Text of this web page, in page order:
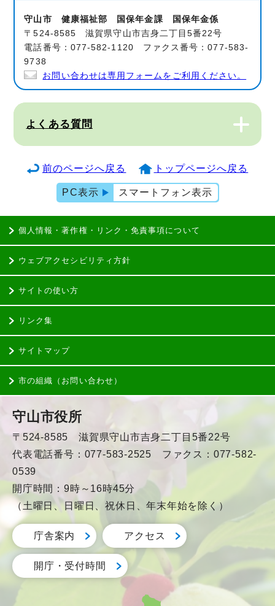
守山市 健康福祉部 国保年金課 国保年金係
〒524-8585 滋賀県守山市吉身二丁目5番22号
電話番号：077-582-1120 ファクス番号：077-583-
9738
お問い合わせは専用フォームをご利用ください。
よくある質問
前のページへ戻る トップページへ戻る
PC表示 スマートフォン表示
個人情報・著作権・リンク・免責事項について
ウェブアクセシビリティ方針
サイトの使い方
リンク集
サイトマップ
市の組織（お問い合わせ）
守山市役所
〒524-8585 滋賀県守山市吉身二丁目5番22号
代表電話番号：077-583-2525 ファクス：077-582-
0539
開庁時間：9時～16時45分
（土曜日、日曜日、祝休日、年末年始を除く）
庁舎案内 アクセス
開庁・受付時間